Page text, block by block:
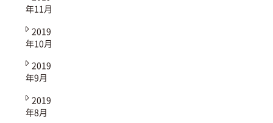
年11月
2019
年10月
2019
年9月
2019
年8月